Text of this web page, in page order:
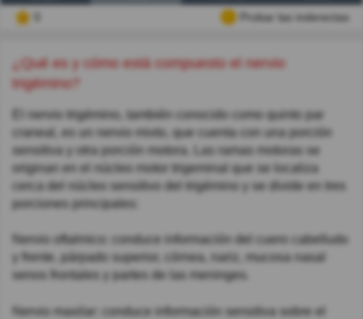
Probar las inderectas
¿Qué es y cómo está compuesto el nervio
trigémino?
El nervio trigémino, también conocido como quinto par
craneal, es un nervio mixto, que cuenta con una porción
sensitiva y otra porción motora. Las ramas motoras se
originan en el núcleo motor trigeminal que se localiza
cerca del núcleo sensitivo del trigémino y se divide en tres
porciones principales:
Nervio oftalmico: conduce información del cuero cabelludo
y frente, párpado superior, córnea, nariz, mucosa nasal
senos frontales y partes de las meninges.
Nervio maxilar: conduce información sensitiva sobre el